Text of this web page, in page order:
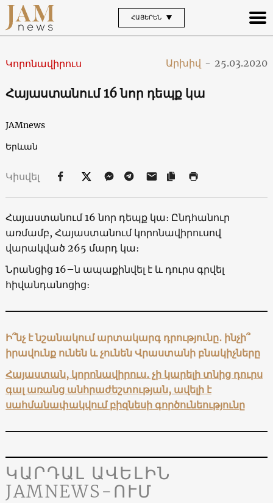
ՀԱՅԵՐԵՆ
Կորոնավիրուս Արխիվ - 25.03.2020
Հայաստանում 16 նոր դեպք կա
JAMnews
Երևան
Կիսվել
Հայաստանում 16 նոր դեպք կա։ Ընդհանուր
առմամբ, Հայաստանում կորոնավիրուսով
վարակված 265 մարդ կա։
Նրանցից 16–ն ապաքինվել է և դուրս գրվել
հիվանդանոցից։
Ի՞նչ է նշանակում արտակարգ դրությունը․ ինչի՞
իրավունք ունեն և չունեն Վրաստանի բնակիչները
Հայաստան, կորոնավիրուս․ չի կարելի տնից դուրս
գալ առանց անհրաժեշտության, ավելի է
սահմանափակվում բիզնեսի գործունեությունը
ԿԱՐԴԱԼ ԱՎԵԼԻՆ
JAMNEWS-ՈՒՄ